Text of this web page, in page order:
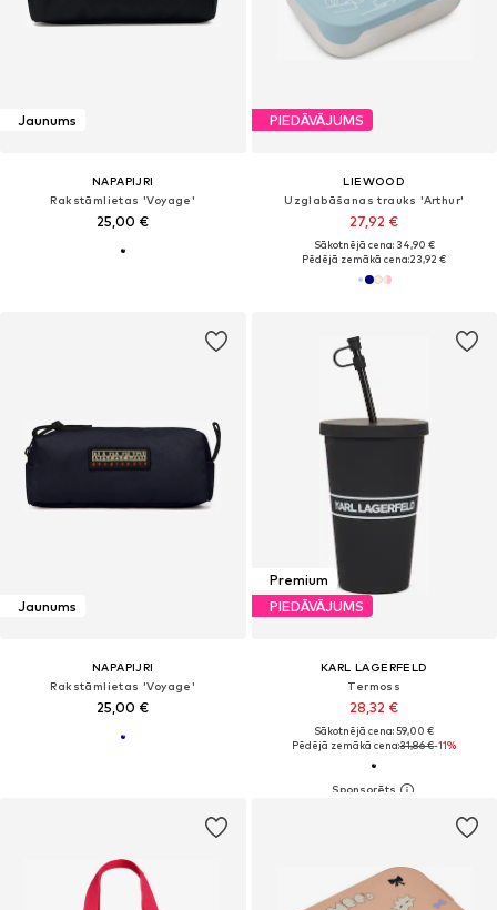
Jaunums
NAPAPIJRI
Rakstāmlietas 'Voyage'
25,00 €
PIEDĀVĀJUMS
LIEWOOD
Uzglabāšanas trauks 'Arthur'
27,92 €
Sākotnējā cena: 34,90 €
Pēdējā zemākā cena:23,92 €
Jaunums
NAPAPIJRI
Rakstāmlietas 'Voyage'
25,00 €
Premium
PIEDĀVĀJUMS
KARL LAGERFELD
Termoss
28,32 €
Sākotnējā cena: 59,00 €
Pēdējā zemākā cena:31,86 €-11%